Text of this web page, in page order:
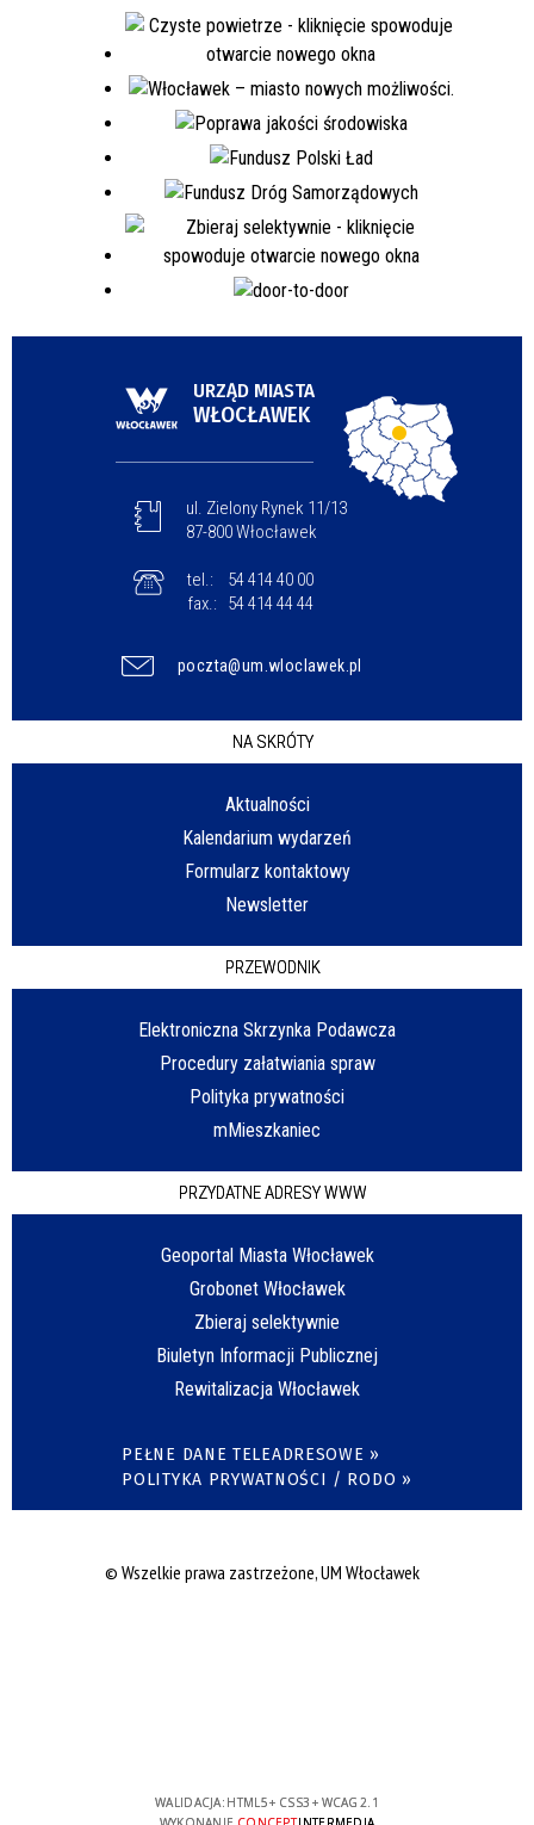
URZĄD MIASTA
WŁOCŁAWEK
ul. Zielony Rynek 11/13
87-800 Włocławek
tel.:
54 414 40 00
fax.:
54 414 44 44
poczta@um.wloclawek.pl
NA SKRÓTY
Aktualności
Kalendarium wydarzeń
Formularz kontaktowy
Newsletter
PRZEWODNIK
Elektroniczna Skrzynka Podawcza
Procedury załatwiania spraw
Polityka prywatności
mMieszkaniec
PRZYDATNE ADRESY WWW
Geoportal Miasta Włocławek
Grobonet Włocławek
Zbieraj selektywnie
Biuletyn Informacji Publicznej
Rewitalizacja Włocławek
PEŁNE DANE TELEADRESOWE »
POLITYKA PRYWATNOŚCI / RODO »
© Wszelkie prawa zastrzeżone, UM Włocławek
WALIDACJA: HTML5+ CSS3 + WCAG 2.1